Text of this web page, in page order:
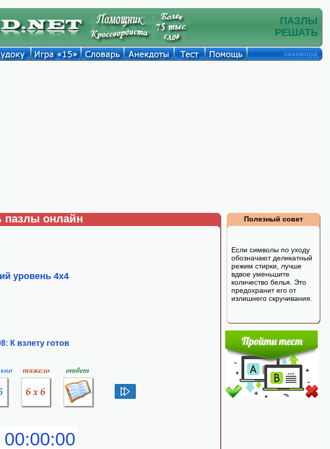
ПАЗЛЫ
РЕШАТЬ
сканворд
пазлы онлайн
уровень 4х4
К взлету готов
Полезный совет
Если символы по уходу
обозначают деликатный
режим стирки, лучше
вдвое уменьшите
количество белья. Это
предохранит его от
излишнего скручивания.